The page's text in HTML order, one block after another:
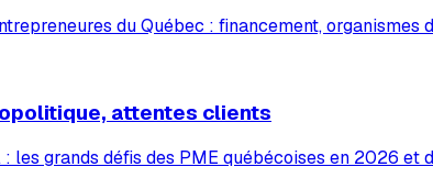
du Québec : financement, organismes
attentes clients
grands défis des PME québécoises en 2026 et